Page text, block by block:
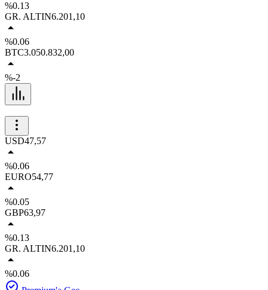
%0.13
GR. ALTIN6.201,10
%0.06
BTC3.050.832,00
%-2
USD47,57
%0.06
EURO54,77
%0.05
GBP63,97
%0.13
GR. ALTIN6.201,10
%0.06